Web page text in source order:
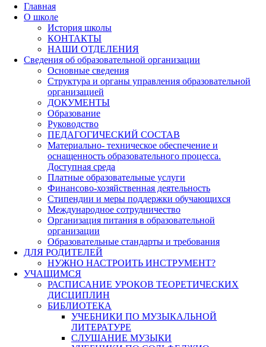
Главная
О школе
История школы
КОНТАКТЫ
НАШИ ОТДЕЛЕНИЯ
Сведения об образовательной организации
Основные сведения
Структура и органы управления образовательной
организацией
ДОКУМЕНТЫ
Образование
Руководство
ПЕДАГОГИЧЕСКИЙ СОСТАВ
Материально- техническое обеспечение и
оснащенность образовательного процесса.
Доступная среда
Платные образовательные услуги
Финансово-хозяйственная деятельность
Стипендии и меры поддержки обучающихся
Международное сотрудничество
Организация питания в образовательной
организации
Образовательные стандарты и требования
ДЛЯ РОДИТЕЛЕЙ
НУЖНО НАСТРОИТЬ ИНСТРУМЕНТ?
УЧАЩИМСЯ
РАСПИСАНИЕ УРОКОВ ТЕОРЕТИЧЕСКИХ
ДИСЦИПЛИН
БИБЛИОТЕКА
УЧЕБНИКИ ПО МУЗЫКАЛЬНОЙ
ЛИТЕРАТУРЕ
СЛУШАНИЕ МУЗЫКИ